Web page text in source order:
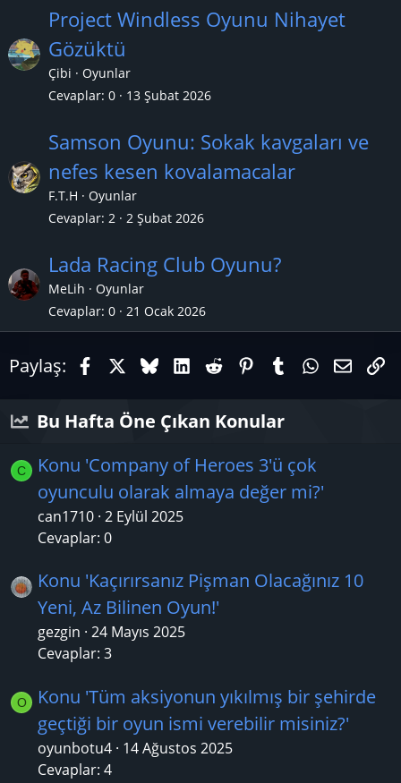
Project Windless Oyunu Nihayet
Gözüktü
Çibi
Oyunlar
Cevaplar 0 13 Şubat 2026
Samson Oyunu: Sokak kavgaları ve
nefes kesen kovalamacalar
F.T.H
Oyunlar
Cevaplar 2 2 Şubat 2026
Lada Racing Club Oyunu?
MeLih
Oyunlar
Cevaplar 0 21 Ocak 2026
Paylaş: FacebookX (Twitter)
BlueskyLinkedIn
RedditPinterestTumblrE-
Bu Hafta Öne Çıkan Konular
C
Konu 'Company of Heroes 3'ü çok
oyunculu olarak almaya değer mi?'
can1710 2 Eylül 2025
Cevaplar: 0
Konu 'Kaçırırsanız Pişman Olacağınız 10
Yeni, Az Bilinen Oyun!'
gezgin 24 Mayıs 2025
Cevaplar: 3
O
Konu 'Tüm aksiyonun yıkılmış bir şehirde
geçtiği bir oyun ismi verebilir misiniz?'
oyunbotu4 14 Ağustos 2025
Cevaplar: 4